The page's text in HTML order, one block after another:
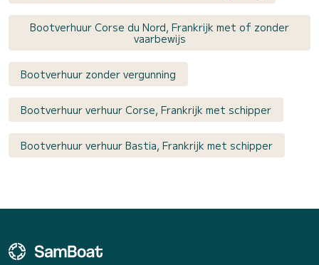
Bootverhuur Corse du Nord, Frankrijk met of zonder
vaarbewijs
Bootverhuur zonder vergunning
Bootverhuur verhuur Corse, Frankrijk met schipper
Bootverhuur verhuur Bastia, Frankrijk met schipper